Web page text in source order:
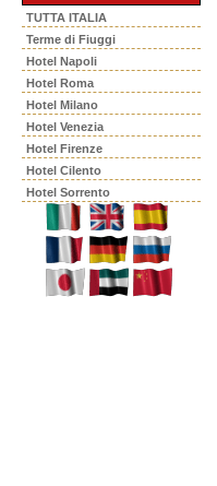
TUTTA ITALIA
Terme di Fiuggi
Hotel Napoli
Hotel Roma
Hotel Milano
Hotel Venezia
Hotel Firenze
Hotel Cilento
Hotel Sorrento